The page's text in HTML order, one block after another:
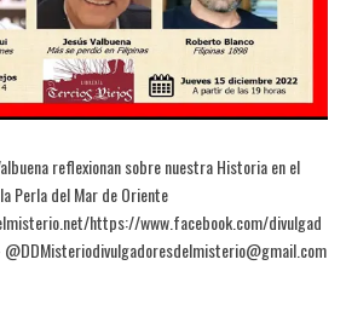
reflexionan sobre nuestra Historia en el
Perla del Mar de Oriente
https://www.facebook.com/divulgad